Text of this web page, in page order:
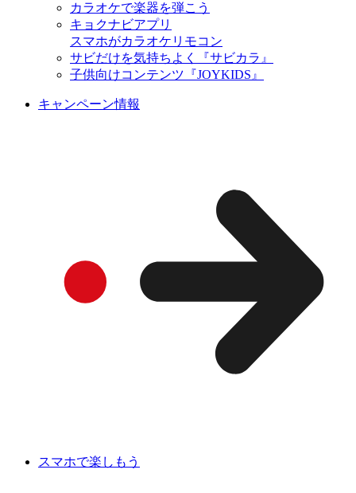
カラオケで楽器を弾こう
キョクナビアプリ
スマホがカラオケリモコン
サビだけを気持ちよく『サビカラ』
子供向けコンテンツ『JOYKIDS』
キャンペーン情報
スマホで楽しもう